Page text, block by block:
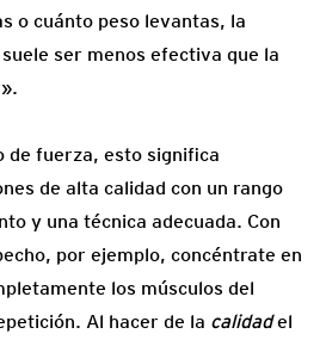
o cuánto peso levantas, la
ser menos efectiva que la
de fuerza, esto significa
de alta calidad con un rango
y una técnica adecuada. Con
por ejemplo, concéntrate en
los músculos del
Al hacer de la calidadel